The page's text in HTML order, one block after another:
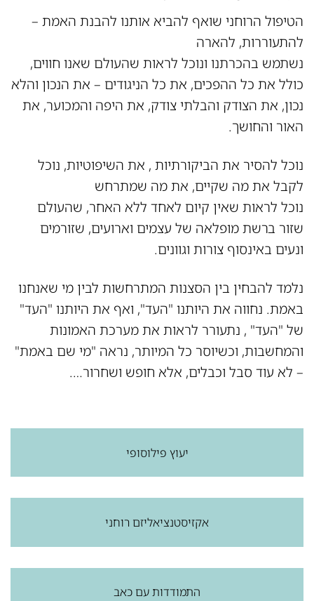
הטיפול הרוחני שואף להביא אותנו להבנת האמת –
להתעוררות, להארה
נשתמש בהכרתנו ונוכל לראות שהעולם שאנו חווים,
כולל את כל ההפכים, את כל הניגודים – את הנכון והלא
נכון, את הצודק והבלתי צודק, את היפה והמכוער, את
האור והחושך.
נוכל להסיר את הביקורתיות , את השיפוטיות, נוכל
לקבל את מה שקיים, את מה שמתרחש
נוכל לראות שאין קיום לאחד ללא האחר, שהעולם
שזור ברשת מופלאה של עצמים וארועים, שזורמים
ונעים באינסוף צורות וגוונים.
נלמד להבחין בין הסצנות המתרחשות לבין מי שאנחנו
באמת. נחווה את היותנו "העד", ואף את היותנו "העד"
של "העד" , נתעורר לראות את מערכת האמונות
והמחשבות, וכשיוסר כל המיותר, נראה "מי שם באמת"
– לא עוד סבל וכבלים, אלא חופש ושחרור….
יעוץ פילוסופי
אקזיסטנציאליזם רוחני
התמודדות עם כאב